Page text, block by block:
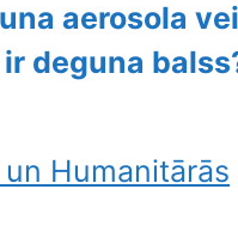
aerosola
ir deguna
Humanitārās